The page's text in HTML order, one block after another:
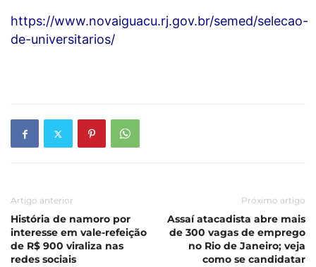
https://www.novaiguacu.rj.gov.br/semed/selecao-
de-universitarios/
Artigo anterior
História de namoro por
interesse em vale-refeição
de R$ 900 viraliza nas
redes sociais
Próximo artigo
Assaí atacadista abre mais
de 300 vagas de emprego
no Rio de Janeiro; veja
como se candidatar